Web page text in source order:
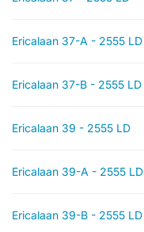
Ericalaan 37-A - 2555 LD
Ericalaan 37-B - 2555 LD
Ericalaan 39 - 2555 LD
Ericalaan 39-A - 2555 LD
Ericalaan 39-B - 2555 LD